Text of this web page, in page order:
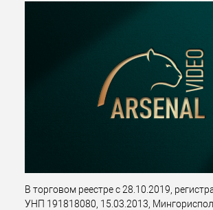
В торговом реестре с 28.10.2019,
УНП 191818080, 15.03.2013,